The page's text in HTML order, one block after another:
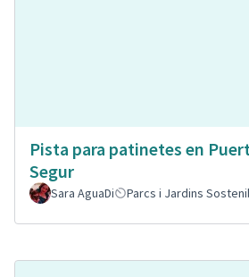
Pista para patinetes en
Segur
Sara AguaDi Parcs i Jardins